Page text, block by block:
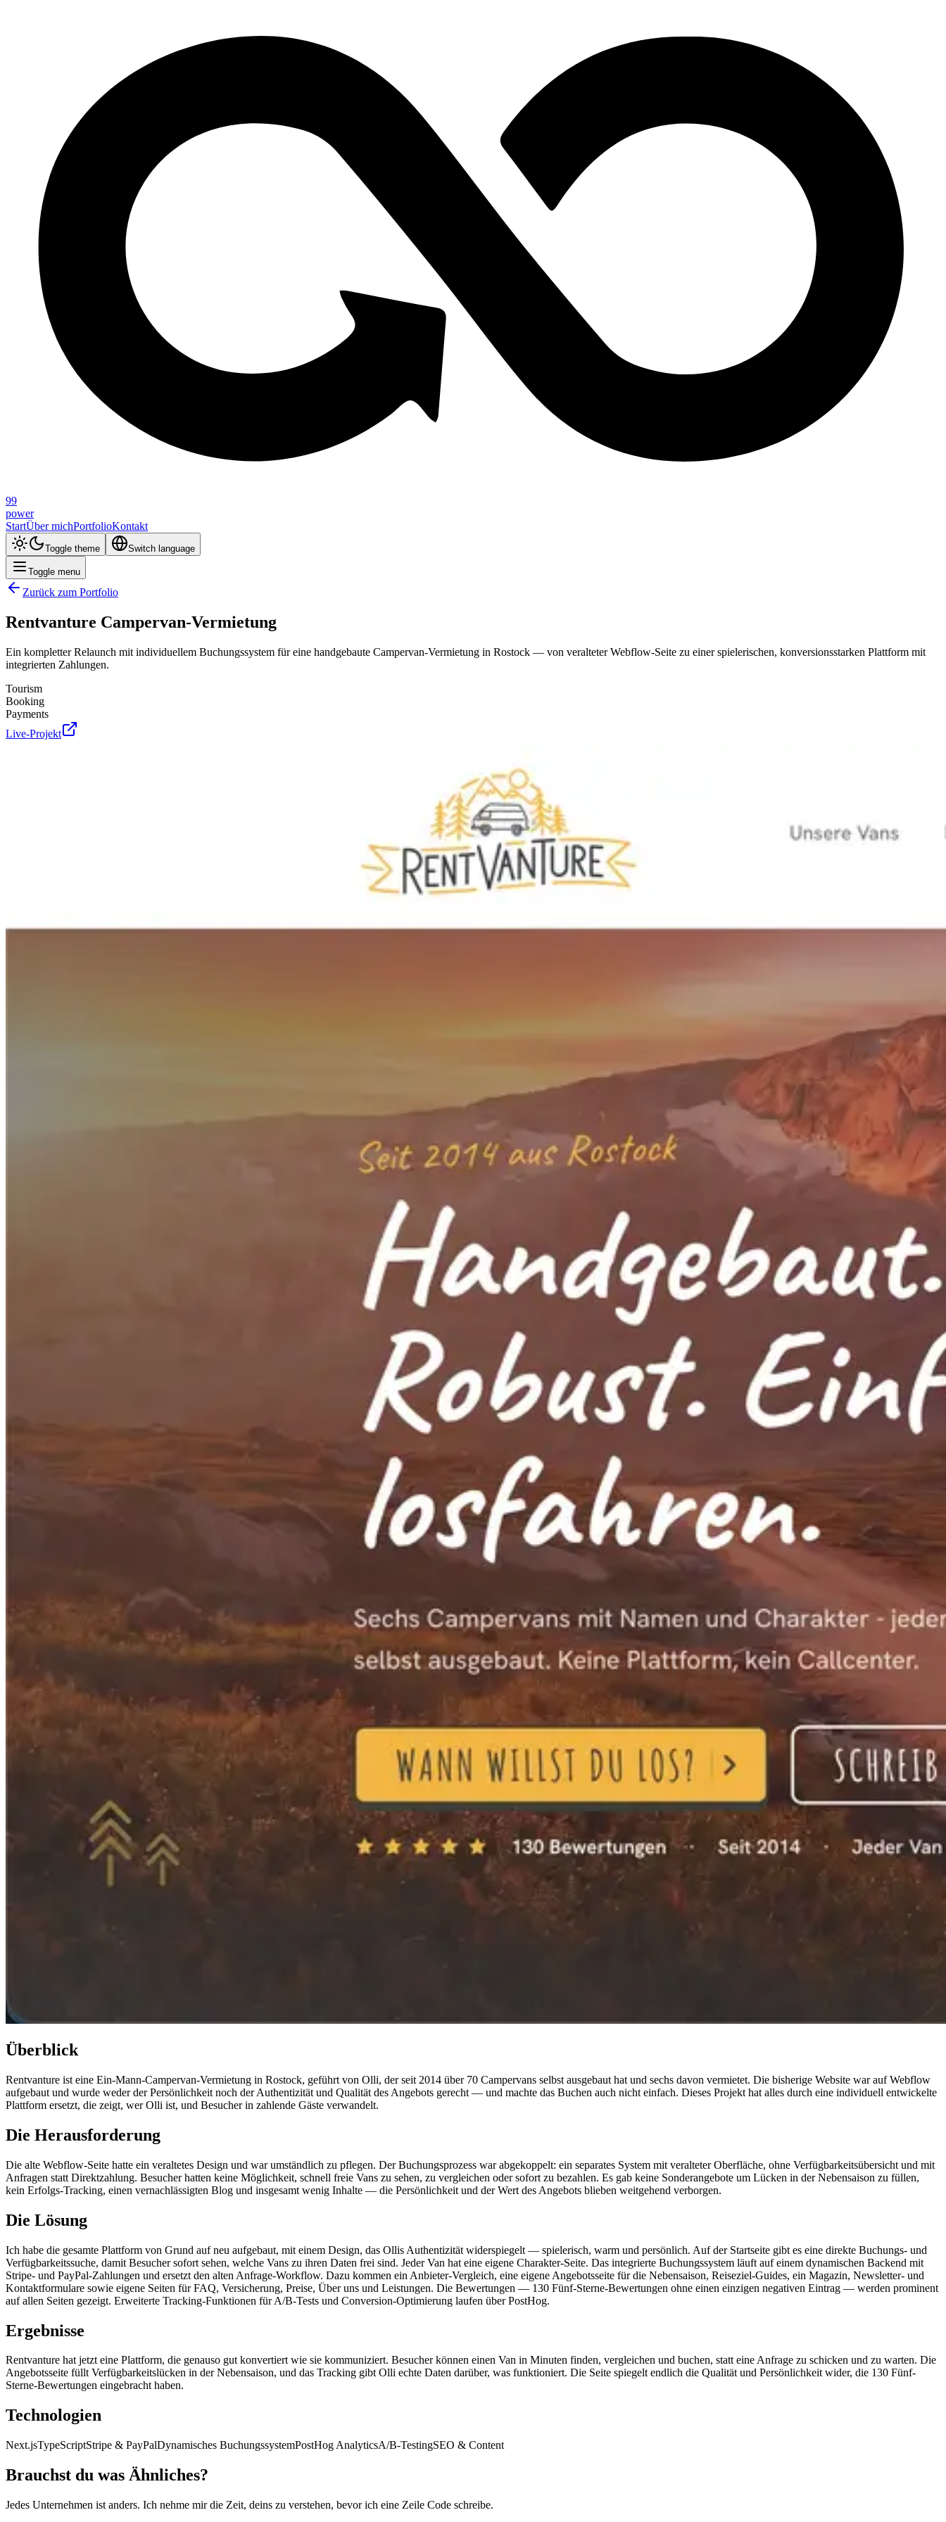
99
power
StartÜber michPortfolioKontakt
Toggle theme Switch language
Toggle menu
Zurück zum Portfolio
Rentvanture Campervan-Vermietung
Ein kompletter Relaunch mit individuellem Buchungssystem für eine handgebaute Campervan-Vermietung in Rostock — von veralteter Webflow-Seite zu einer spielerischen, konversionsstarken Plattform mit
integrierten Zahlungen.
Tourism
Booking
Payments
Live-Projekt
Überblick
Rentvanture ist eine Ein-Mann-Campervan-Vermietung in Rostock, geführt von Olli, der seit 2014 über 70 Campervans selbst ausgebaut hat und sechs davon vermietet. Die bisherige Website war auf Webflow
aufgebaut und wurde weder der Persönlichkeit noch der Authentizität und Qualität des Angebots gerecht — und machte das Buchen auch nicht einfach. Dieses Projekt hat alles durch eine individuell entwickelte
Plattform ersetzt, die zeigt, wer Olli ist, und Besucher in zahlende Gäste verwandelt.
Die Herausforderung
Die alte Webflow-Seite hatte ein veraltetes Design und war umständlich zu pflegen. Der Buchungsprozess war abgekoppelt: ein separates System mit veralteter Oberfläche, ohne Verfügbarkeitsübersicht und mit
Anfragen statt Direktzahlung. Besucher hatten keine Möglichkeit, schnell freie Vans zu sehen, zu vergleichen oder sofort zu bezahlen. Es gab keine Sonderangebote um Lücken in der Nebensaison zu füllen,
kein Erfolgs-Tracking, einen vernachlässigten Blog und insgesamt wenig Inhalte — die Persönlichkeit und der Wert des Angebots blieben weitgehend verborgen.
Die Lösung
Ich habe die gesamte Plattform von Grund auf neu aufgebaut, mit einem Design, das Ollis Authentizität widerspiegelt — spielerisch, warm und persönlich. Auf der Startseite gibt es eine direkte Buchungs- und
Verfügbarkeitssuche, damit Besucher sofort sehen, welche Vans zu ihren Daten frei sind. Jeder Van hat eine eigene Charakter-Seite. Das integrierte Buchungssystem läuft auf einem dynamischen Backend mit
Stripe- und PayPal-Zahlungen und ersetzt den alten Anfrage-Workflow. Dazu kommen ein Anbieter-Vergleich, eine eigene Angebotsseite für die Nebensaison, Reiseziel-Guides, ein Magazin, Newsletter- und
Kontaktformulare sowie eigene Seiten für FAQ, Versicherung, Preise, Über uns und Leistungen. Die Bewertungen — 130 Fünf-Sterne-Bewertungen ohne einen einzigen negativen Eintrag — werden prominent
auf allen Seiten gezeigt. Erweiterte Tracking-Funktionen für A/B-Tests und Conversion-Optimierung laufen über PostHog.
Ergebnisse
Rentvanture hat jetzt eine Plattform, die genauso gut konvertiert wie sie kommuniziert. Besucher können einen Van in Minuten finden, vergleichen und buchen, statt eine Anfrage zu schicken und zu warten. Die
Angebotsseite füllt Verfügbarkeitslücken in der Nebensaison, und das Tracking gibt Olli echte Daten darüber, was funktioniert. Die Seite spiegelt endlich die Qualität und Persönlichkeit wider, die 130 Fünf-
Sterne-Bewertungen eingebracht haben.
Technologien
Next.jsTypeScriptStripe & PayPalDynamisches BuchungssystemPostHog AnalyticsA/B-TestingSEO & Content
Brauchst du was Ähnliches?
Jedes Unternehmen ist anders. Ich nehme mir die Zeit, deins zu verstehen, bevor ich eine Zeile Code schreibe.